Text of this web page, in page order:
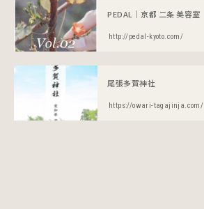
PEDAL｜京都 二条 美容室
http://pedal-kyoto.com/
尾張多賀神社
https://owari-tagajinja.com/